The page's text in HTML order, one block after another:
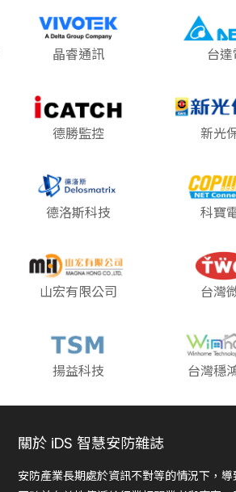
晶睿通訊 台達
德勝監控 新光
德洛斯科技 科寶
山宏有限公司 台灣
揚益科技 台灣穩
關於 iDS 智慧安防雜誌
安防產業長期處於資訊不對等的情況下，